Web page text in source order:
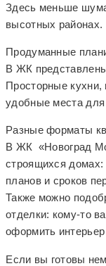
Здесь меньше
высотных районах.
Продуманные
В ЖК
Просторные
удобные места для
Разные форматы
В ЖК «Новоград
строящихся домах:
планов и сроков
Также можно
отделки: кому-то
оформить
️Если вы готовы